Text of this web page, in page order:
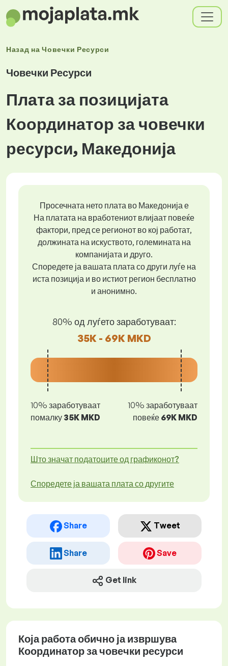
Назад наЧовечки Ресурси
Човечки Ресурси
Плата за позицијата
Координатор за човечки
ресурси, Македонија
Просечната нето плата во Македонија е
На платата на вработениот влијаат повеќе
фактори, пред се регионот во кој работат,
должината на искуството, големината на
компанијата и друго.
Споредете ја вашата плата со други луѓе на
иста позиција и во истиот регион бесплатно
и анонимно.
80% од луѓето заработуваат:
35K - 69K MKD
10% заработуваат
помалку 35K MKD
10% заработуваат
повеќе 69K MKD
Што значат податоците од графиконот?
Споредете ја вашата плата со другите
Share Tweet
Share Save
Get link
Која работа обично ја извршува
Координатор за човечки ресурси